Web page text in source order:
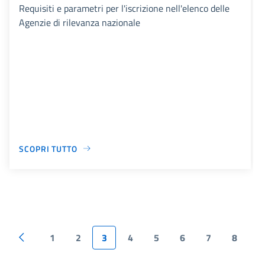
Requisiti e parametri per l'iscrizione nell'elenco delle
Agenzie di rilevanza nazionale
SCOPRI TUTTO
1 2 3 4 5 6 7
8